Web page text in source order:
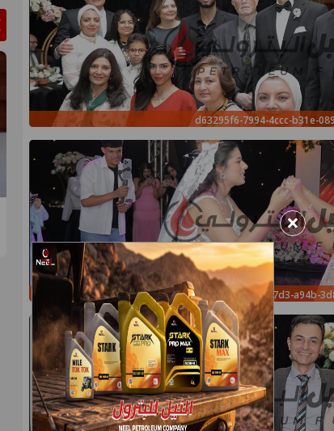
d63295f6-7994-4ccc-b31e-
a9ba3ec9-82d9-47d3-a94b-
في
أحمد سليمان مقررًا للجنة التنمية
المستدامة بنقابة المهندسين
×